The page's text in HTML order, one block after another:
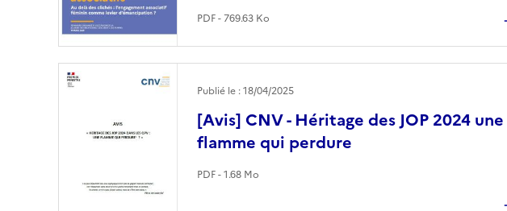
PDF - 769.63 Ko
[Avis] CNV - Héritage des JOP 2024 une
flamme qui perdure
Publié le : 18/04/2025
PDF - 1.68 Mo
Image